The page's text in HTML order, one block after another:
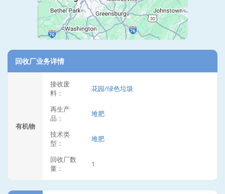
回收厂业务详情
有机物
接收废
料：
花园/绿色垃圾
再生产
品：
堆肥
技术类
型：
堆肥
回收厂数
量：
1